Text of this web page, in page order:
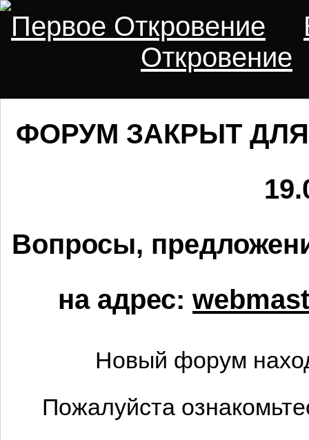
Первое Откровение
Откровение
ФОРУМ ЗАКРЫТ
Вопросы,
на адрес:
Новый форум
Пожалуйста